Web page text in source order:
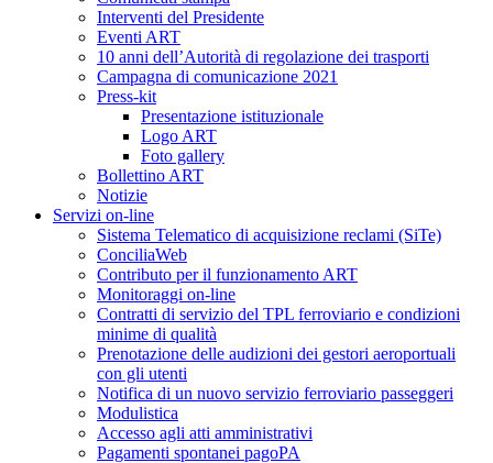
Interventi del Presidente
Eventi ART
10 anni dell’Autorità di regolazione dei trasporti
Campagna di comunicazione 2021
Press-kit
Presentazione istituzionale
Logo ART
Foto gallery
Bollettino ART
Notizie
Servizi on-line
Sistema Telematico di acquisizione reclami (SiTe)
ConciliaWeb
Contributo per il funzionamento ART
Monitoraggi on-line
Contratti di servizio del TPL ferroviario e condizioni
minime di qualità
Prenotazione delle audizioni dei gestori aeroportuali
con gli utenti
Notifica di un nuovo servizio ferroviario passeggeri
Modulistica
Accesso agli atti amministrativi
Pagamenti spontanei pagoPA